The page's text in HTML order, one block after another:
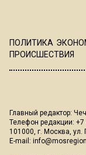
ПОЛИТИКА
ПРОИСШЕСТВИЯ
Главный редактор:
Телефон редакции: +7
101000, г. Москва, ул.
E-mail: